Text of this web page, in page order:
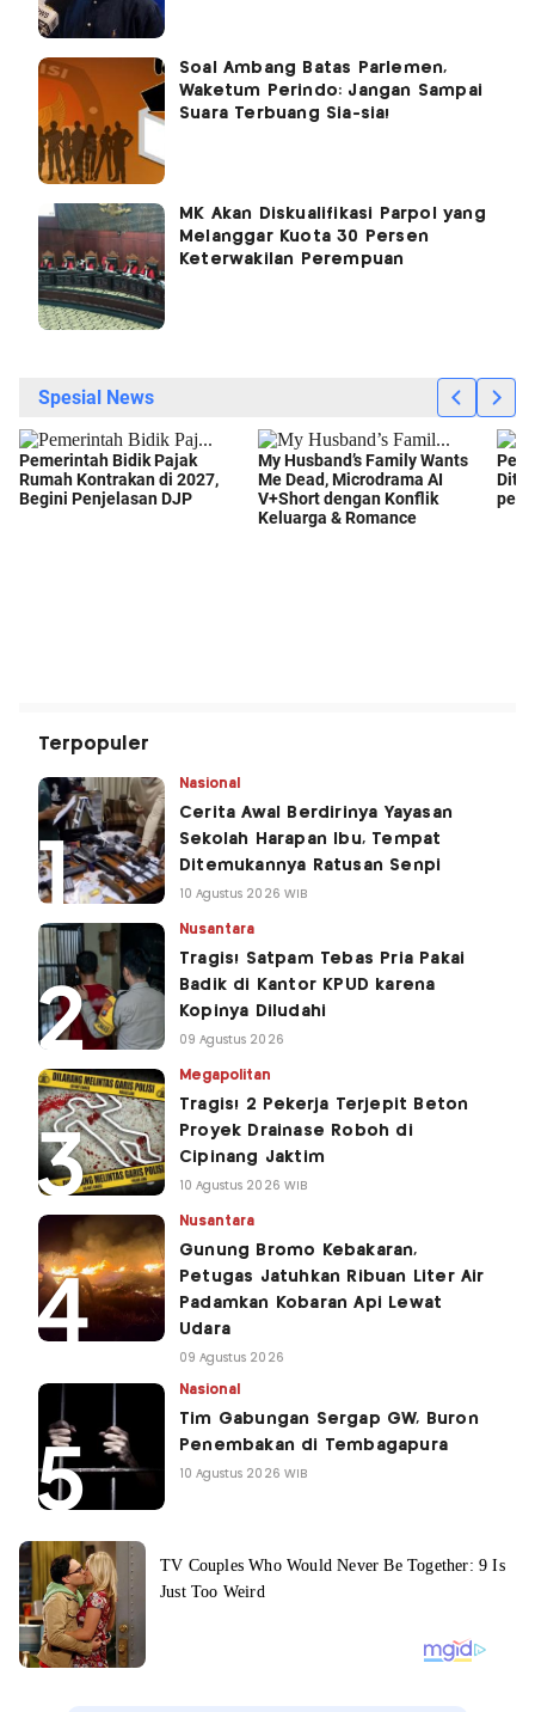
Soal Ambang Batas Parlemen,
Waketum Perindo: Jangan Sampai
Suara Terbuang Sia-sia!
MK Akan Diskualifikasi Parpol yang
Melanggar Kuota 30 Persen
Keterwakilan Perempuan
Terpopuler
Nasional
Cerita Awal Berdirinya Yayasan
Sekolah Harapan Ibu, Tempat
Ditemukannya Ratusan Senpi
10 Agustus 2026 WIB
Nusantara
Tragis! Satpam Tebas Pria Pakai
Badik di Kantor KPUD karena
Kopinya Diludahi
09 Agustus 2026
Megapolitan
Tragis! 2 Pekerja Terjepit Beton
Proyek Drainase Roboh di
Cipinang Jaktim
10 Agustus 2026 WIB
Nusantara
Gunung Bromo Kebakaran,
Petugas Jatuhkan Ribuan Liter Air
Padamkan Kobaran Api Lewat
Udara
09 Agustus 2026
Nasional
Tim Gabungan Sergap GW, Buron
Penembakan di Tembagapura
10 Agustus 2026 WIB